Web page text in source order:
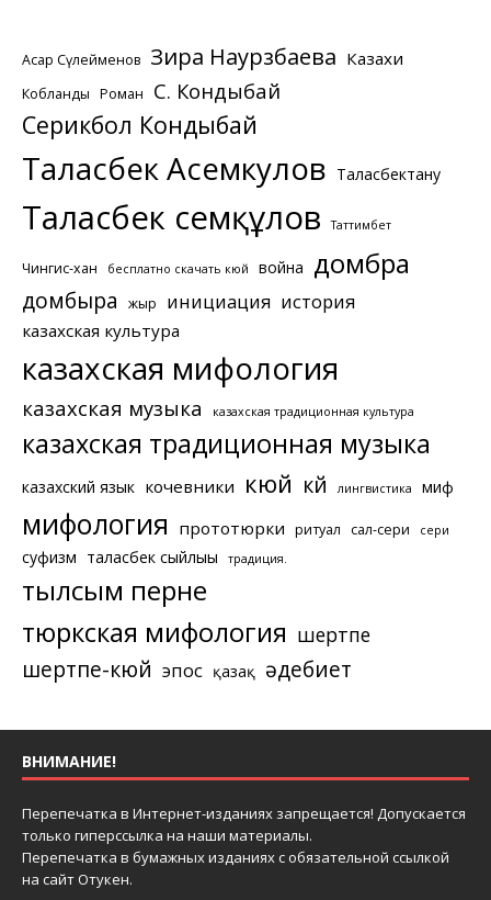
Асқар Сүлейменов Зира Наурзбаева Казахи
Кобланды Роман С. Кондыбай
Серикбол Кондыбай
Таласбек Асемкулов Таласбектану
Таласбек Әсемқұлов Таттимбет
Чингис-хан бесплатно скачать кюй война домбра
домбыра жыр инициация история
казахская культура
казахская мифология
казахская музыка казахская традиционная культура
казахская традиционная музыка
казахский язык кочевники кюй күй лингвистика миф
мифология прототюрки ритуал сал-сери сери
суфизм таласбек сыйлығы традиция.
тылсым перне
тюркская мифология шертпе
шертпе-кюй эпос қазақ әдебиет
ВНИМАНИЕ!
Перепечатка в Интернет-изданиях запрещается! Допускается
только гиперссылка на наши материалы.
Перепечатка в бумажных изданиях с обязательной ссылкой
на сайт Отукен.